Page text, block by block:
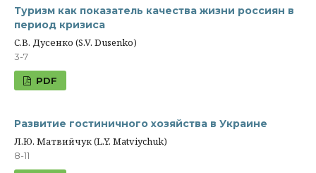
Туризм как показатель качества жизни россиян в
период кризиса
С.В. Дусенко (S.V. Dusenko)
3-7
PDF
Развитие гостиничного хозяйства в Украине
Л.Ю. Матвийчук (L.Y. Matviychuk)
8-11